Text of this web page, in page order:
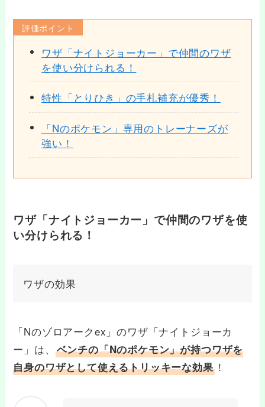
評価ポイント
ワザ「ナイトジョーカー」で仲間のワザ
を使い分けられる！
特性「とりひき」の手札補充が優秀！
「Nのポケモン」専用のトレーナーズが
強い！
ワザ「ナイトジョーカー」で仲間のワザを使
い分けられる！
ワザの効果
「Nのゾロアークex」のワザ「ナイトジョーカ
ー」は、
ベンチの「Nのポケモン」が持つワザを
自身のワザとして使えるトリッキーな効果！